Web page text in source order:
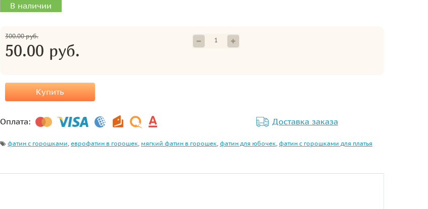
В наличии
300.00 руб.
50.00 руб.
Купить
Оплата: Доставка заказа
фатин с горошками, еврофатин в горошек, мягкий фатин в горошек, фатин для юбочек, фатин с горошками для платья